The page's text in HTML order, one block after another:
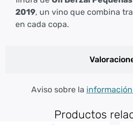
2019, un vino que combina
en cada copa.
Aviso sobre la
Productos